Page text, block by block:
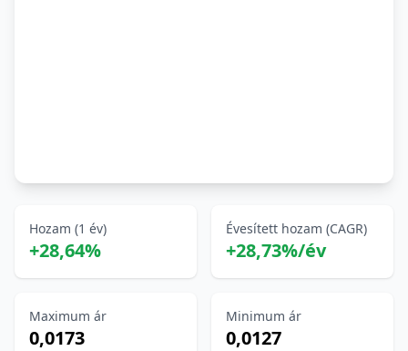
Hozam (1 év)
+28,64%
Évesített hozam (CAGR)
+28,73%/év
Maximum ár
0,0173
Minimum ár
0,0127